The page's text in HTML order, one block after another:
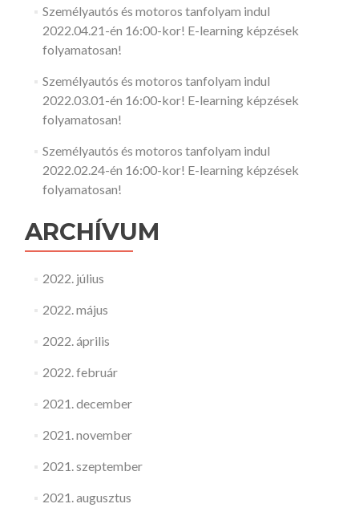
Személyautós és motoros tanfolyam indul
2022.04.21-én 16:00-kor! E-learning képzések
folyamatosan!
Személyautós és motoros tanfolyam indul
2022.03.01-én 16:00-kor! E-learning képzések
folyamatosan!
Személyautós és motoros tanfolyam indul
2022.02.24-én 16:00-kor! E-learning képzések
folyamatosan!
ARCHÍVUM
2022. július
2022. május
2022. április
2022. február
2021. december
2021. november
2021. szeptember
2021. augusztus